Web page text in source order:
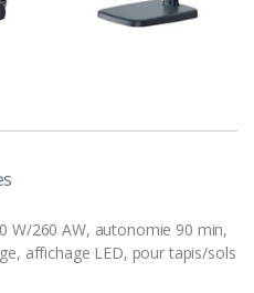
W/260 AW, autonomie 90 min,
affichage LED, pour tapis/sols